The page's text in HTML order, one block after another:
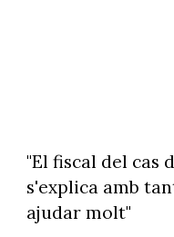
"El fiscal del cas
s'explica amb
ajudar molt"